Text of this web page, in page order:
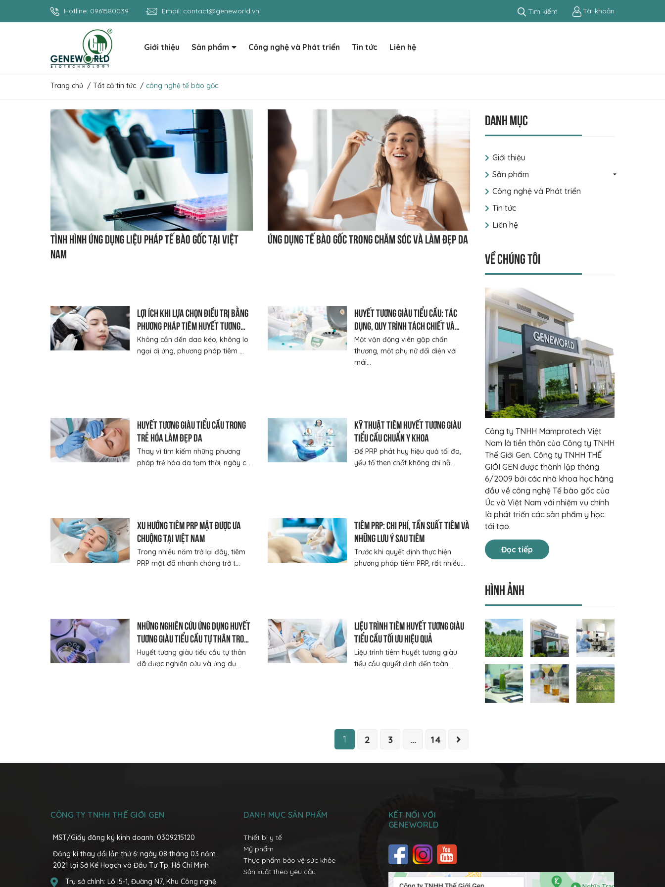
Hotline: 0961580039 Email: contact@geneworld.vn Tìm kiếm Tài khoản
Giới thiệu Sản phẩm Công nghệ và Phát triển Tin tức Liên hệ
Trang chủ / Tất cả tin tức / công nghệ tế bào gốc
Tình hình ứng dụng liệu pháp tế bào gốc tại Việt
Nam
Ứng dụng tế bào gốc trong chăm sóc và làm đẹp da
Lợi ích khi lựa chọn điều trị bằng
phương pháp tiêm huyết tương
giàu tiểu cầu
Không cần đến dao kéo, không lo
ngại dị ứng, phương pháp tiêm ...
Huyết tương giàu tiểu cầu: Tác
dụng, quy trình tách chiết và
hiệu quả lâm sàng
Một vận động viên gặp chấn
thương, một phụ nữ đối diện với
mái...
Huyết tương giàu tiểu cầu trong
trẻ hóa làm đẹp da
Thay vì tìm kiếm những phương
pháp trẻ hóa da tạm thời, ngày c...
Kỹ thuật tiêm huyết tương giàu
tiểu cầu chuẩn y khoa
Để PRP phát huy hiệu quả tối đa,
yếu tố then chốt không chỉ nằ...
Xu hướng tiêm PRP mặt được ưa
chuộng tại Việt Nam
Trong nhiều năm trở lại đây, tiêm
PRP mặt đã nhanh chóng trở t...
Tiêm PRP: Chi phí, tần suất tiêm và
những lưu ý sau tiêm
Trước khi quyết định thực hiện
phương pháp tiêm PRP, rất nhiều...
Những nghiên cứu ứng dụng huyết
tương giàu tiểu cầu tự thân trong
trị liệu
Huyết tương giàu tiểu cầu tự thân
đã được nghiên cứu và ứng dụ...
Liệu trình tiêm huyết tương giàu
tiểu cầu tối ưu hiệu quả
Liệu trình tiêm huyết tương giàu
tiểu cầu quyết định đến toàn ...
1 2 3 ... 14
Danh mục
Giới thiệu
Sản phẩm
Công nghệ và Phát triển
Tin tức
Liên hệ
Về chúng tôi
Công ty TNHH Mamprotech Việt
Nam là tiền thân của Công ty TNHH
Thế Giới Gen. Công ty TNHH THẾ
GIỚI GEN được thành lập tháng
6/2009 bởi các nhà khoa học hàng
đầu về công nghệ Tế bào gốc của
Úc và Việt Nam với nhiệm vụ chính
là phát triển các sản phẩm y học
tái tạo.
Đọc tiếp
Hình ảnh
CÔNG TY TNHH THẾ GIỚI GEN
MST/Giấy đăng ký kinh doanh: 0309215120
Đăng kí thay đổi lần thứ 6: ngày 08 tháng 03 năm
2021 tại Sở Kế Hoạch và Đầu Tư Tp. Hồ Chí Minh
Trụ sở chính: Lô I5-1, Đường N7, Khu Công nghệ
DANH MỤC SẢN PHẨM
Thiết bị y tế
Mỹ phẩm
Thực phẩm bảo vệ sức khỏe
Sản xuất theo yêu cầu
KẾT NỐI VỚI
GENEWORLD